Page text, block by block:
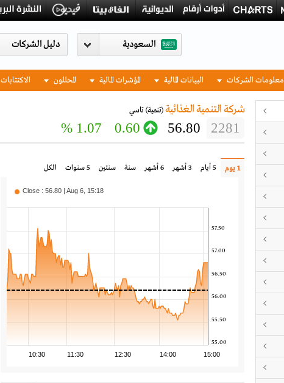
السعودية
معلومات الشركات البيانات المالية المؤشرات المالية المحللون الاكتتابات
شركة التنمية الغذائية (تنمية) تاسي
2281
56.80
0.60
1.07 %
1 يوم 5 أيام 3 أشهر 6 أشهر سنة سنتين 5 سنوات الكل
10:30 11:30 12:30 14:00 15:00
55.00
55.50
56.00
56.50
57.00
57.50
Close : 56.80 | Aug 6, 15:18